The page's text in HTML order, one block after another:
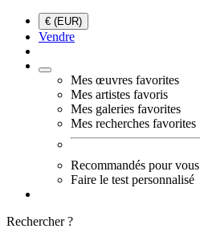
€ (EUR)
Vendre
Mes œuvres favorites
Mes artistes favoris
Mes galeries favorites
Mes recherches favorites
Recommandés pour vous
Faire le test personnalisé
Rechercher ?